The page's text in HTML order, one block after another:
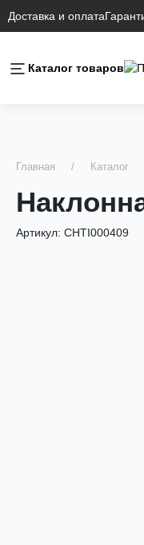
Доставка и оплата
Каталог товаров
Главная Каталог
Артикул: CHTI000409